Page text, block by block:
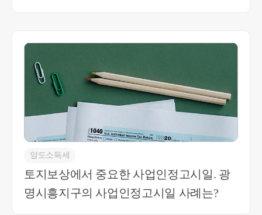
양도소득세
토지보상에서 중요한 사업인정고시일. 광
명시흥지구의 사업인정고시일 사례는?